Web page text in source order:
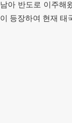
남아 반도로 이주해
이 등장하여 현재 태